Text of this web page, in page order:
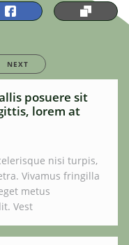
NEXT
posuere sit
lorem at
nisi turpis,
Vivamus fringilla
metus
Vest